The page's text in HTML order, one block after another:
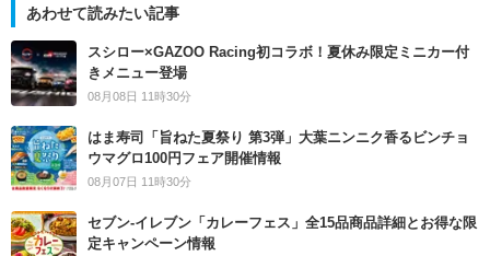
あわせて読みたい記事
スシロー×GAZOO Racing初コラボ！夏休み限定ミニカー付
きメニュー登場
08月08日 11時30分
はま寿司「旨ねた夏祭り 第3弾」大葉ニンニク香るビンチョ
ウマグロ100円フェア開催情報
08月07日 11時30分
セブン‐イレブン「カレーフェス」全15品商品詳細とお得な限
定キャンペーン情報